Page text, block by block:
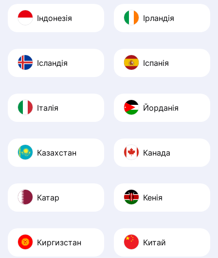
Індонезія Ірландія
Ісландія Іспанія
Італія Йорданія
Казахстан Канада
Катар Кенія
Киргизстан Китай